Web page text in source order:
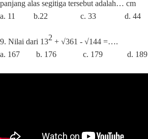
panjang alas segitiga tersebut adalah… cm
a. 11
b.22 c. 33 d. 44
9. Nilai dari 132 + √361 - √144 =….
a. 167
b. 176 c. 179 d. 189